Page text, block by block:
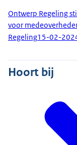
Ontwerp Regeling
voor
Regeling15-02-
Hoort bij